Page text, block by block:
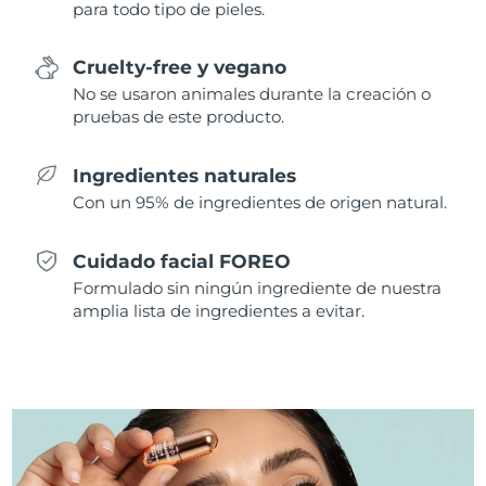
para todo tipo de pieles.
Cruelty-free y vegano
No se usaron animales durante la creación o
pruebas de este producto.
Ingredientes naturales
Con un 95% de ingredientes de origen natural.
Cuidado facial FOREO
Formulado sin ningún ingrediente de nuestra
amplia lista de ingredientes a evitar.
Singapur
Eslovaquia Entrega prevista
Eslovenia Entrega prevista
Sudáfrica Entrega prevista
España Entrega prevista
Suecia
Taiwán Entrega prevista
Tailandia Entrega prevista